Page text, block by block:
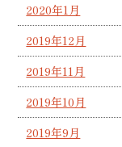
2020年1月
2019年12月
2019年11月
2019年10月
2019年9月